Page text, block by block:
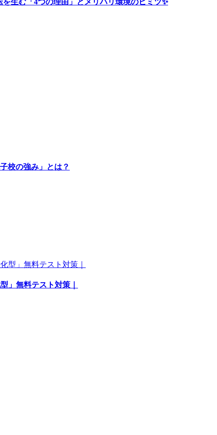
生む「4つの理由」とメリハリ環境のヒミツ✨
校の強み」とは？
」無料テスト対策｜